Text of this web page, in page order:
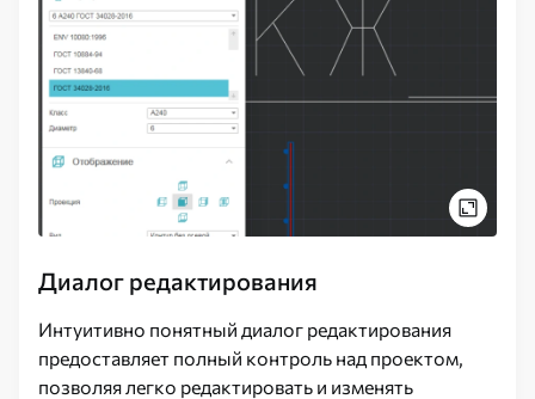
Диалог редактирования
Интуитивно понятный диалог редактирования
предоставляет полный контроль над проектом,
позволяя легко редактировать и изменять